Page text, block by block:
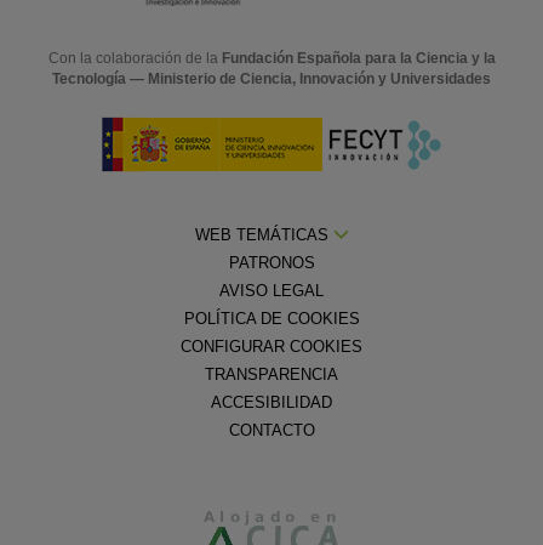
Con la colaboración de la Fundación Española para la Ciencia y la
Tecnología — Ministerio de Ciencia, Innovación y Universidades
WEB TEMÁTICAS
PATRONOS
AVISO LEGAL
POLÍTICA DE COOKIES
CONFIGURAR COOKIES
TRANSPARENCIA
ACCESIBILIDAD
CONTACTO